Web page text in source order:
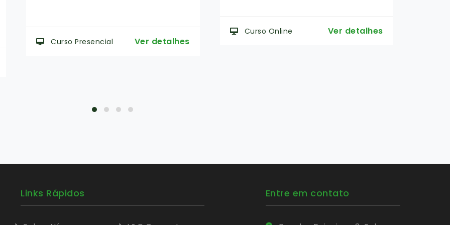
Links Rápidos Entre em contato